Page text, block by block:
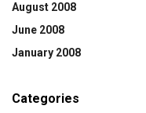
August 2008
June 2008
January 2008
Categories